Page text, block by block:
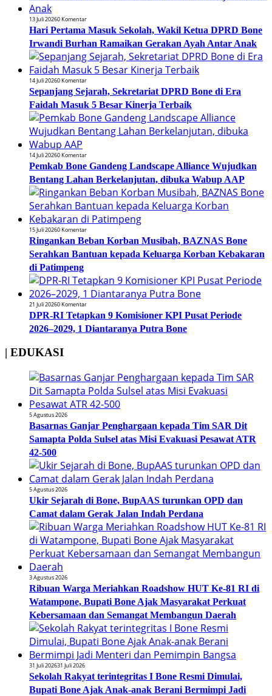
13 Juli 20260 Komentar
Hari Pertama Masuk Sekolah, Wakil Ketua DPRD Bone
Irwandi Burhan Ramaikan Gerakan Ayah Antar Anak
14 Juli 20260 Komentar
Sepanjang Sejarah, Sekretariat DPRD Bone di Era
Faidah Masuk 5 Besar Kinerja Terbaik
14 Juli 20260 Komentar
Pemkab Bone Gandeng Landscape Alliance Wujudkan
Bentang Lahan Berkelanjutan, dibuka Wabup AAP
15 Juli 20260 Komentar
Ringankan Beban Korban Musibah, BAZNAS Bone
Serahkan Bantuan kepada Keluarga Korban Kebakaran
di Patimpeng
21 Juli 20260 Komentar
DPR-RI Tetapkan 9 Komisioner KPI Pusat Periode
2026–2029, 1 Diantaranya Putra Bone
| EDUKASI
5 Agustus 2026
Basarnas Ganjar Penghargaan kepada Tim SAR Dit
Samapta Polda Sulsel atas Misi Evakuasi Pesawat ATR
42-500
5 Agustus 2026
Ukir Sejarah di Bone, BupAAS turunkan OPD dan
Camat dalam Gerak Jalan Indah Perdana
3 Agustus 2026
Ribuan Warga Meriahkan Roadshow HUT Ke-81 RI di
Watampone, Bupati Bone Ajak Masyarakat Perkuat
Kebersamaan dan Semangat Membangun Daerah
31 Juli 202631 Juli 2026
Sekolah Rakyat terintegritas I Bone Resmi Dimulai,
Bupati Bone Ajak Anak-anak Berani Bermimpi Jadi